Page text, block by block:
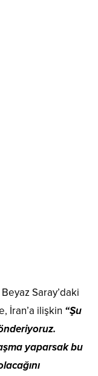
Saray’daki
İran’a ilişkin “Şu
yaparsak bu